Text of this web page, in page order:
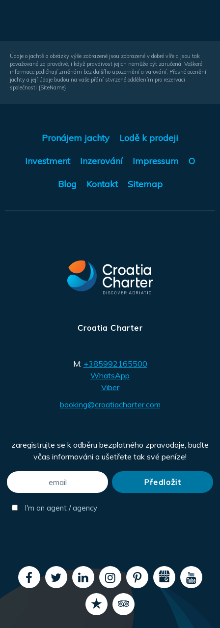
Údaje o jachtě a obrázky výše zobrazené jsou zobrazené v dobré víře a jsou tak
považované za pravdivé, i když pravdivost jejich nemůže být zaručená. Veškeré
informace podléhají změnám bez dalšího upozornění a varování. Přesné ocenění
jachty a její údaje budou na vaše přání stvrzené oddělením pro rezervaci
společnosti {SiteName}
Pronájem jachty Lodě k prodeji
Investment Inzerování Impressum O
Blog Kontakt Sitemap
Croatia Charter
M: +385992165500
WhatsApp
Viber
booking@croatiacharter.com
zaregistrujte se k odběru bezplatného zpravodaje, buďte
včas informováni a ušetřete tak své peníze!
I'm an agent / agency